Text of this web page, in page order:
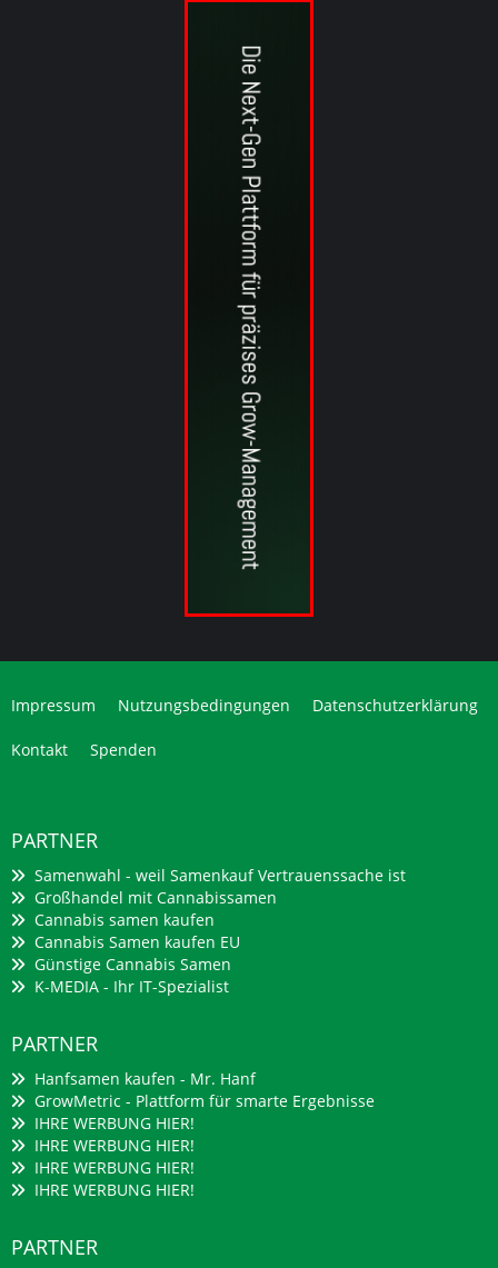
Impressum Nutzungsbedingungen Datenschutzerklärung
Kontakt Spenden
PARTNER
Samenwahl - weil Samenkauf Vertrauenssache ist
Großhandel mit Cannabissamen
Cannabis samen kaufen
Cannabis Samen kaufen EU
Günstige Cannabis Samen
K-MEDIA - Ihr IT-Spezialist
PARTNER
Hanfsamen kaufen - Mr. Hanf
GrowMetric - Plattform für smarte Ergebnisse
IHRE WERBUNG HIER!
IHRE WERBUNG HIER!
IHRE WERBUNG HIER!
IHRE WERBUNG HIER!
PARTNER